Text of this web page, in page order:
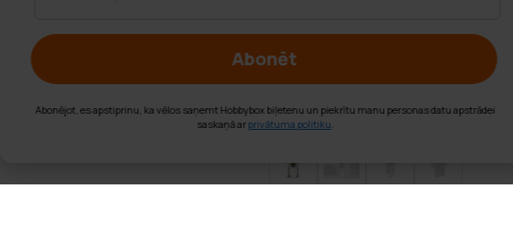
Abonēt
Abonējot, es apstiprinu, ka vēlos saņemt Hobbybox biļetenu un piekrītu manu personas datu apstrādei
saskaņā arprivātuma politiku